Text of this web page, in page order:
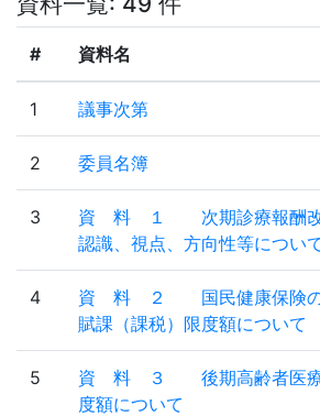
# 資料名
1 議事次第
2 委員名簿
3
資 料 １ 次期診療報酬改
認識、視点、方向性等につい
4
資 料 ２ 国民健康保険の
賦課（課税）限度額について
5
資 料 ３ 後期高齢者医療
度額について